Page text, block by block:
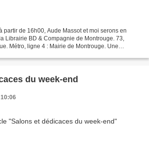
partir de 16h00, Aude Massot et moi serons en
Librairie BD & Compagnie de Montrouge. 73,
Métro, ligne 4 : Mairie de Montrouge. Une
du week-end